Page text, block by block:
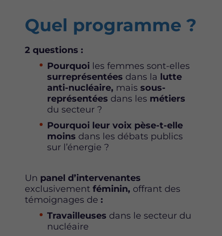
Quel programme ?
2 questions :
Pourquoi les femmes sont-elles
surreprésentées dans la lutte
anti-nucléaire, mais sous-
représentées dans les métiers
du secteur ?
Pourquoi leur voix pèse-t-elle
moins dans les débats publics
sur l’énergie ?
Un panel d’intervenantes
exclusivement féminin, offrant des
témoignages de :
Travailleuses dans le secteur du
nucléaire